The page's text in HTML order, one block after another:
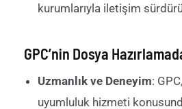
kurumlarıyla iletişim
GPC’nin Dosya
Uzmanlık ve Deneyim:
uyumluluk hizmeti